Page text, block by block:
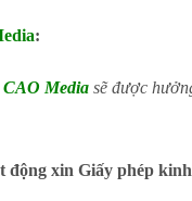
:
CAO Media sẽ được
động xin Giấy phép